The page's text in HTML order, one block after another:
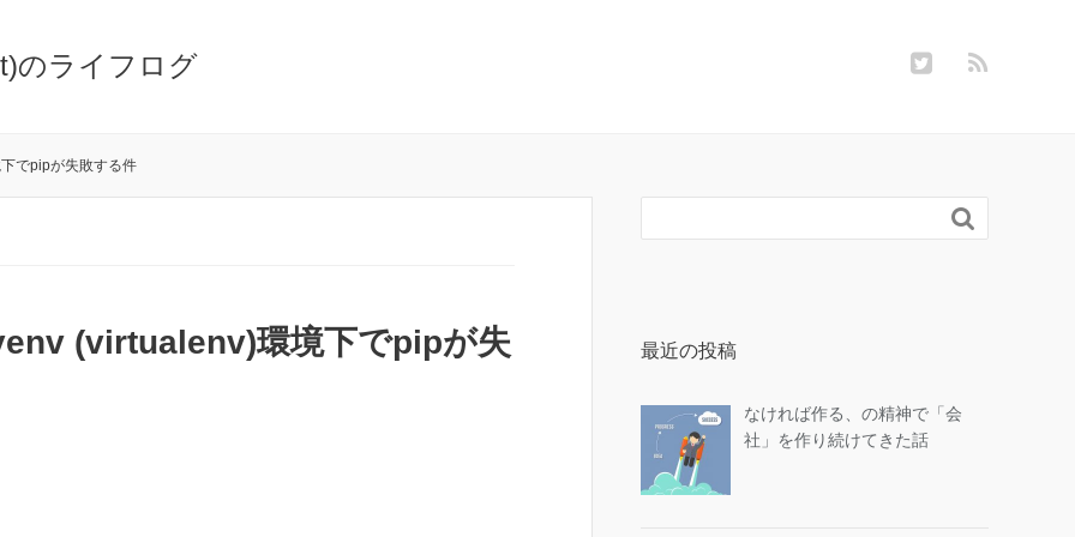
のライフログ
でpipが失敗する件
(virtualenv)環境下でpipが失

最近の投稿
なければ作る、の精神で「会
社」を作り続けてきた話